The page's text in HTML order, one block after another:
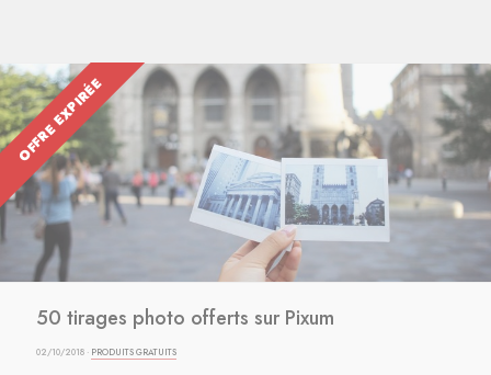
OFFRE EXPIRÉE
50 tirages photo offerts sur Pixum
02/10/2018 · PRODUITS GRATUITS